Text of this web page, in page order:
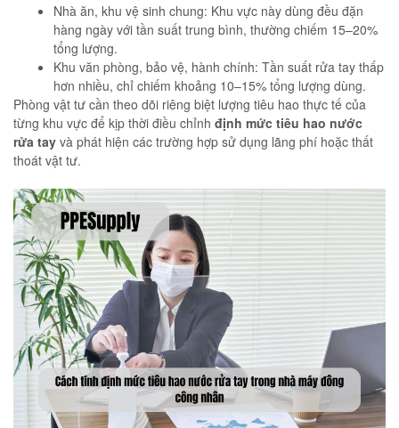
Nhà ăn, khu vệ sinh chung: Khu vực này dùng đều đặn
hàng ngày với tần suất trung bình, thường chiếm 15–20%
tổng lượng.
Khu văn phòng, bảo vệ, hành chính: Tần suất rửa tay thấp
hơn nhiều, chỉ chiếm khoảng 10–15% tổng lượng dùng.
Phòng vật tư cần theo dõi riêng biệt lượng tiêu hao thực tế của
từng khu vực để kịp thời điều chỉnh định mức tiêu hao nước
rửa tay và phát hiện các trường hợp sử dụng lãng phí hoặc thất
thoát vật tư.